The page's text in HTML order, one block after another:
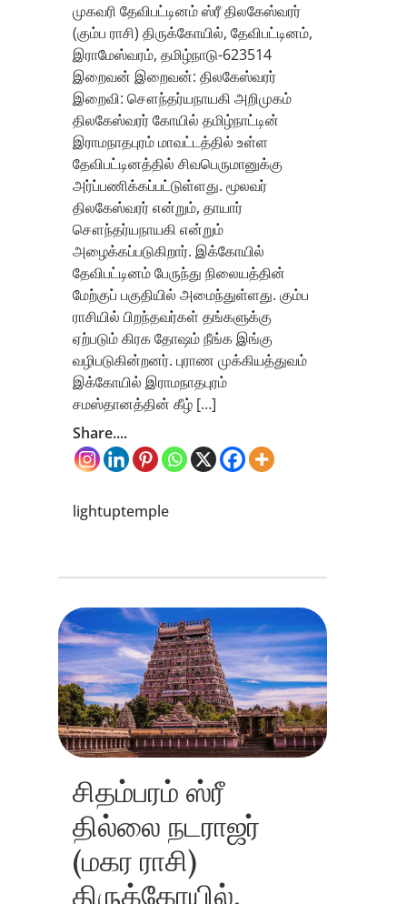
முகவரி தேவிபட்டினம் ஸ்ரீ திலகேஸ்வரர்
(கும்ப ராசி) திருக்கோயில், தேவிபட்டினம்,
இராமேஸ்வரம், தமிழ்நாடு-623514
இறைவன் இறைவன்: திலகேஸ்வரர்
இறைவி: சௌந்தர்யநாயகி அறிமுகம்
திலகேஸ்வரர் கோயில் தமிழ்நாட்டின்
இராமநாதபுரம் மாவட்டத்தில் உள்ள
தேவிபட்டினத்தில் சிவபெருமானுக்கு
அர்ப்பணிக்கப்பட்டுள்ளது. மூலவர்
திலகேஸ்வரர் என்றும், தாயார்
சௌந்தர்யநாயகி என்றும்
அழைக்கப்படுகிறார். இக்கோயில்
தேவிபட்டினம் பேருந்து நிலையத்தின்
மேற்குப் பகுதியில் அமைந்துள்ளது. கும்ப
ராசியில் பிறந்தவர்கள் தங்களுக்கு
ஏற்படும் கிரக தோஷம் நீங்க இங்கு
வழிபடுகின்றனர். புராண முக்கியத்துவம்
இக்கோயில் இராமநாதபுரம்
சமஸ்தானத்தின் கீழ் […]
Share....
lightuptemple
சிதம்பரம் ஸ்ரீ
தில்லை நடராஜர்
(மகர ராசி)
திருக்கோயில்,